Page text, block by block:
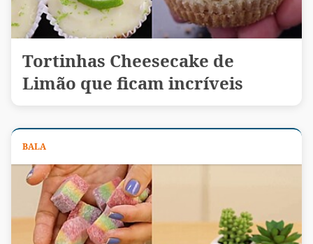
Tortinhas Cheesecake de
Limão que ficam incríveis
BALA